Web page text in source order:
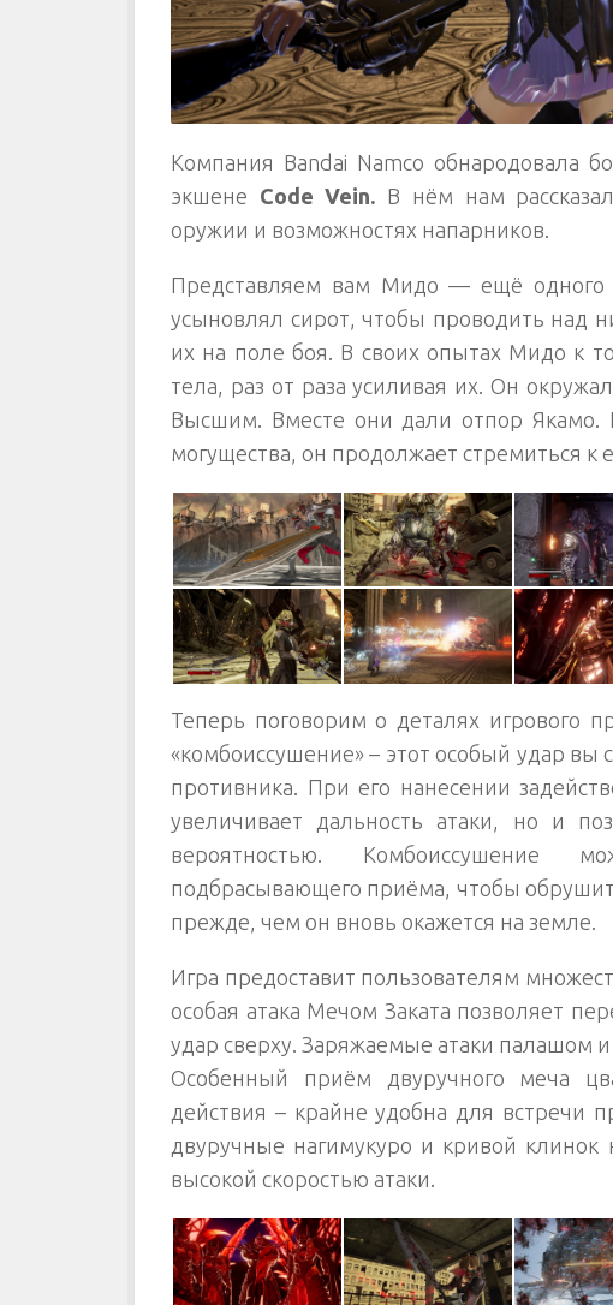
Компания Bandai Namco обнародовала
экшене Code Vein. В нём нам
оружии и возможностях напарников.
Представляем вам Мидо — ещё одного
усыновлял сирот, чтобы проводить над
их на поле боя. В своих опытах Мидо к
тела, раз от раза усиливая их. Он
Высшим. Вместе они дали отпор Якамо.
могущества, он продолжает стремиться к
Теперь поговорим о деталях игрового
«комбоиссушение» – этот особый удар вы
противника. При его нанесении
увеличивает дальность атаки, но и
вероятностью. Комбоиссушение
подбрасывающего приёма, чтобы
прежде, чем он вновь окажется на земле.
Игра предоставит пользователям
особая атака Мечом Заката позволяет
удар сверху. Заряжаемые атаки палашом
Особенный приём двуручного меча
действия – крайне удобна для встречи
двуручные нагимукуро и кривой
высокой скоростью атаки.